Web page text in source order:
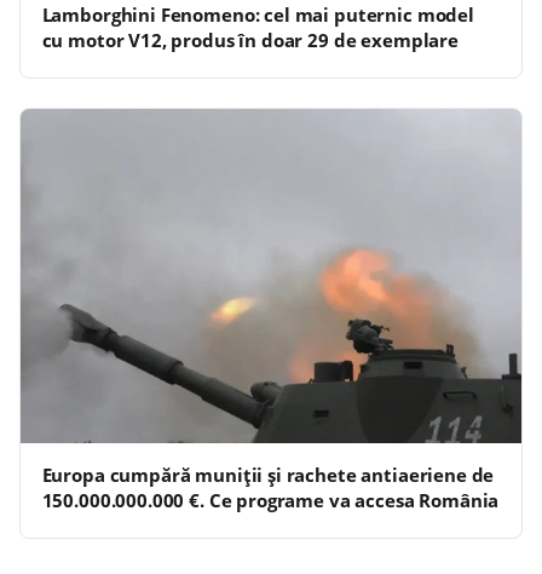
Lamborghini Fenomeno: cel mai puternic model
cu motor V12, produs în doar 29 de exemplare
Europa cumpără muniții și rachete antiaeriene de
150.000.000.000 €. Ce programe va accesa România